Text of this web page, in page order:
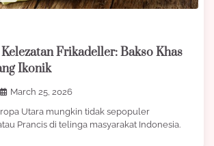
Frikadeller: Bakso Khas
Ikonik
March 25, 2026
Utara mungkin tidak sepopuler
Prancis di telinga masyarakat Indonesia.